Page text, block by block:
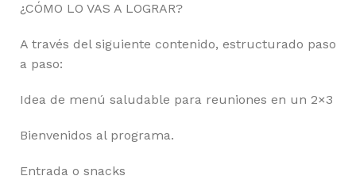
¿CÓMO LO VAS A LOGRAR?
A través del siguiente contenido, estructurado paso
a paso:
Idea de menú saludable para reuniones en un 2×3
Bienvenidos al programa.
Entrada o snacks